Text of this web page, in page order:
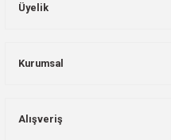
Üyelik
Kurumsal
Alışveriş